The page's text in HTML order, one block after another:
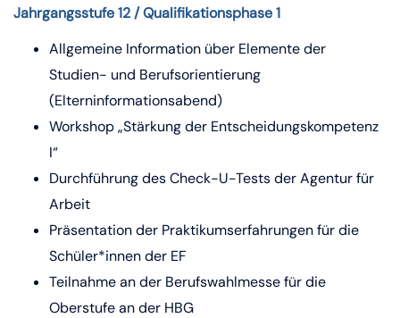
Jahrgangsstufe 12 / Qualifikationsphase 1
Allgemeine Information über Elemente der
Studien- und Berufsorientierung
(Elterninformationsabend)
Workshop „Stärkung der Entscheidungskompetenz
I“
Durchführung des Check-U-Tests der Agentur für
Arbeit
Präsentation der Praktikumserfahrungen für die
Schüler*innen der EF
Teilnahme an der Berufswahlmesse für die
Oberstufe an der HBG